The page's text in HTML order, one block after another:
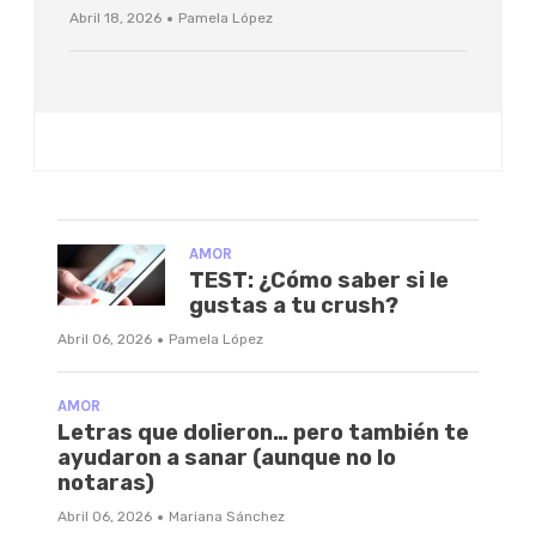
Abril 18, 2026 · Pamela López
AMOR
TEST: ¿Cómo saber si le
gustas a tu crush?
Abril 06, 2026 · Pamela López
AMOR
Letras que dolieron… pero también te
ayudaron a sanar (aunque no lo
notaras)
Abril 06, 2026 · Mariana Sánchez